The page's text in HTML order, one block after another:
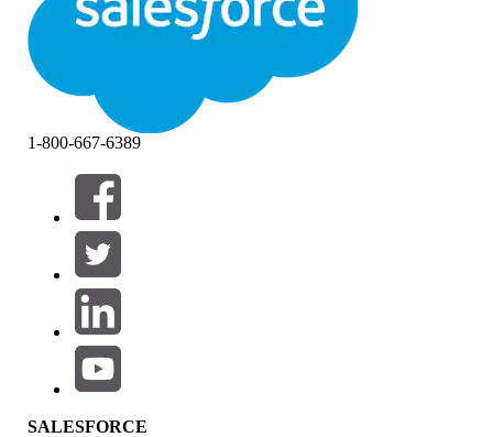
Cerrar Cerrar
Filtros (0)
SELECCIONAR FILTROS
Área de productos
Repercusión de función
1-800-667-6389
SALESFORCE